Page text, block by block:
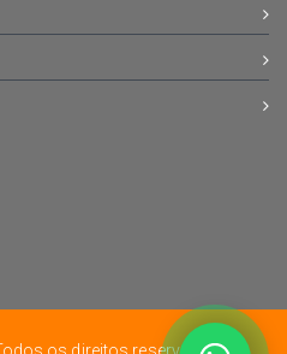
os direitos reservados.